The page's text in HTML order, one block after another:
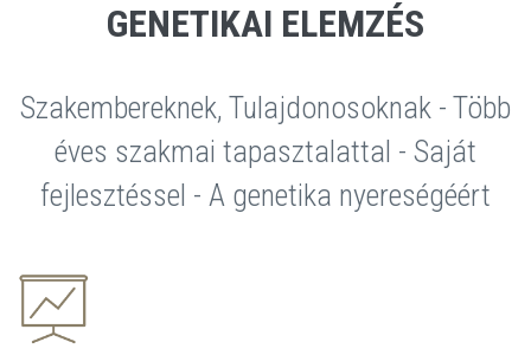
GENETIKAI ELEMZÉS
Szakembereknek, Tulajdonosoknak - Több
éves szakmai tapasztalattal - Saját
fejlesztéssel - A genetika nyereségéért